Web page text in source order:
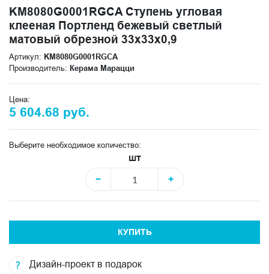
KM8080G0001RGCA Ступень угловая
клееная Портленд бежевый светлый
матовый обрезной 33x33x0,9
Артикул: KM8080G0001RGCA
Производитель: Керама Марацци
Цена:
5 604.68 руб.
Выберите необходимое количество:
шт
−
+
КУПИТЬ
Дизайн-проект в подарок